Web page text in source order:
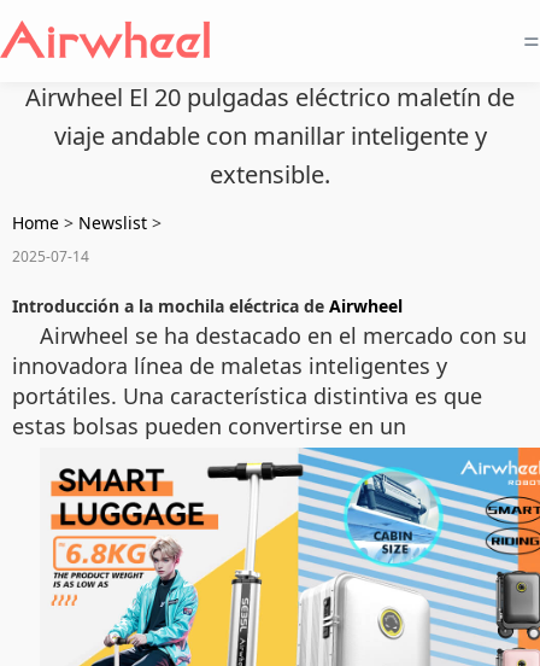
=
Airwheel El 20 pulgadas eléctrico maletín de
viaje andable con manillar inteligente y
extensible.
Home > Newslist >
2025-07-14
Introducción a la mochila eléctrica de Airwheel
Airwheel se ha destacado en el mercado con su
innovadora línea de maletas inteligentes y
portátiles. Una característica distintiva es que
estas bolsas pueden convertirse en un